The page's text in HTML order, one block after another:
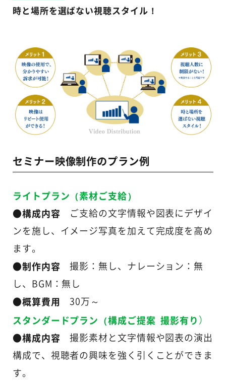
時と場所を選ばない視聴スタイル！
セミナー映像制作のプラン例
ライトプラン（素材ご支給）
●構成内容 ご支給の文字情報や図表にデザイ
ンを施し、イメージ写真を加えて完成度を高め
ます。
●制作内容 撮影：無し、ナレーション：無
し、BGM：無し
●概算費用 30万～
スタンダードプラン（構成ご提案 撮影有り ）
●構成内容 撮影素材と文字情報や図表の演出
構成で、視聴者の興味を強く引くことができま
す。